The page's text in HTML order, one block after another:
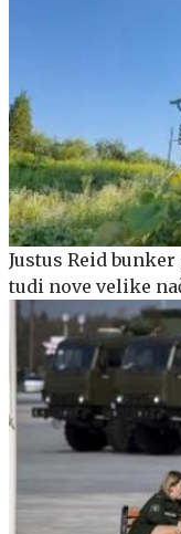
Justus Reid
tudi nove velike